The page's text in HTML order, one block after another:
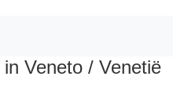
in Veneto / Venetië